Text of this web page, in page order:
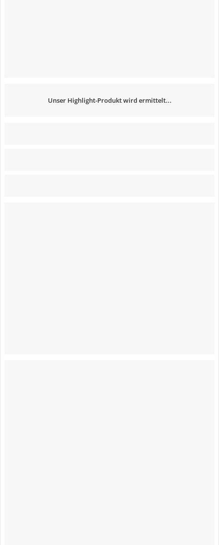
Unser Highlight-Produkt wird ermittelt...